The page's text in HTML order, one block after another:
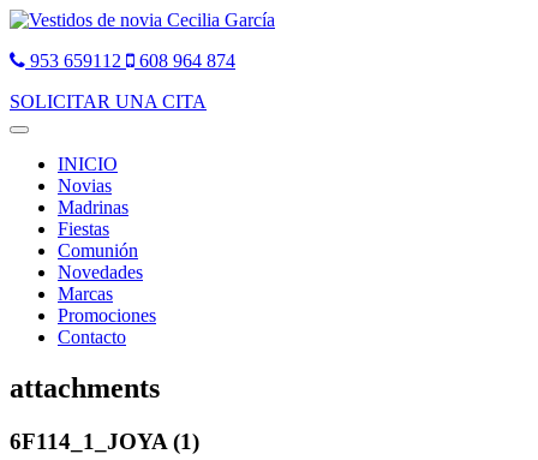
953 659112
608 964 874
SOLICITAR UNA CITA
Toggle
navigationINICIO
Novias
Madrinas
Fiestas
Comunión
Novedades
Marcas
Promociones
Contacto
attachments
6F114_1_JOYA (1)